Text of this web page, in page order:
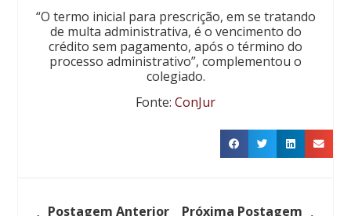
“O termo inicial para prescrição, em se tratando
de multa administrativa, é o vencimento do
crédito sem pagamento, após o término do
processo administrativo”, complementou o
colegiado.
Fonte: ConJur
Postagem Anterior Próxima Postagem